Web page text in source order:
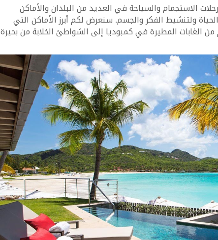
التخطيط لرحلات الاستجمام والسياحة في العديد من البلدان والأماكن
ولتنشيط الفكر والجسم. سنعرض لكم أبرز الأماكن التي
الغابات المطيرة في كمبوديا إلى الشواطئ الخلابة من بحيرة